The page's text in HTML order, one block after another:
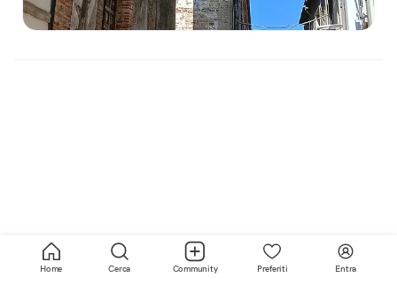
Home Cerca Community Preferiti Entra